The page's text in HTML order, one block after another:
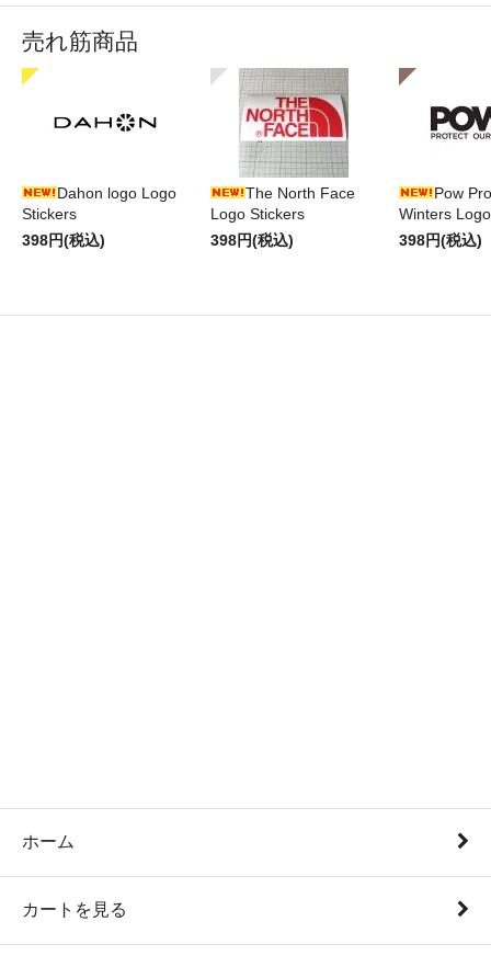
売れ筋商品
Dahon logo Logo
Stickers
398円(税込)
The North Face
Logo Stickers
398円(税込)
Pow
Winters
398円(税込)
ホーム
カートを見る